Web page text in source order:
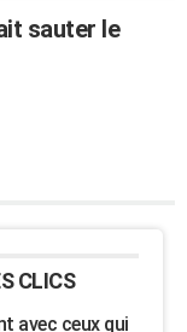
sauter le
CLICS
avec ceux qui